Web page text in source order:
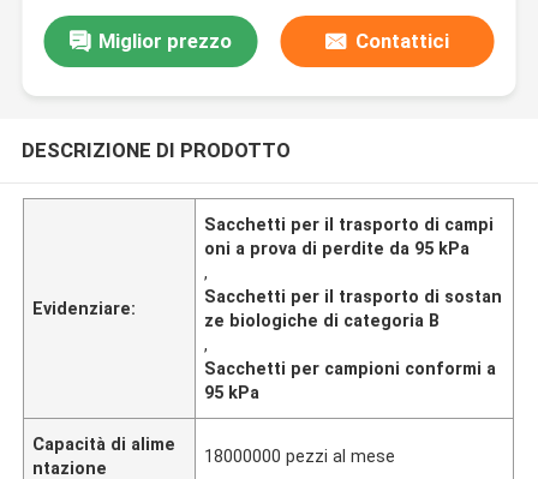
Miglior prezzo Contattici
DESCRIZIONE DI PRODOTTO
Evidenziare:
Sacchetti per il trasporto di campi
oni a prova di perdite da 95 kPa
,
Sacchetti per il trasporto di sostan
ze biologiche di categoria B
,
Sacchetti per campioni conformi a
95 kPa
Capacità di alime
ntazione
18000000 pezzi al mese